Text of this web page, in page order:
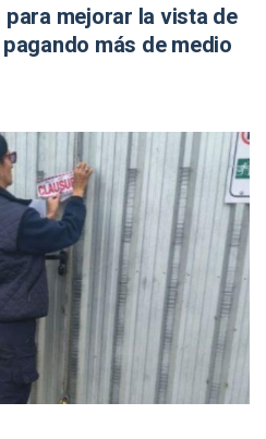
mejorar la vista de
más de medio